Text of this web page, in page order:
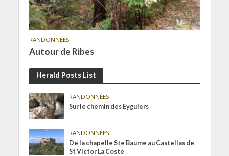
RANDONNÉES
Autour de Ribes
Herald Posts List
RANDONNÉES
Sur le chemin des Eyguiers
RANDONNÉES
De la chapelle Ste Baume au Castellas de
St Victor La Coste